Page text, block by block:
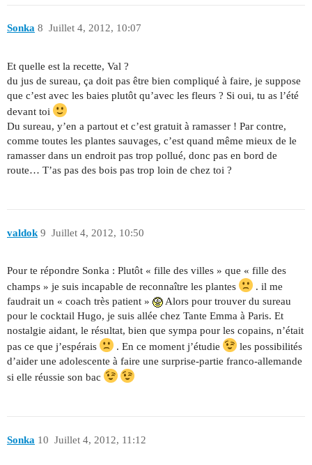
Sonka Juillet 4, 2012, 10:07
8
Et quelle est la recette, Val ?
du jus de sureau, ça doit pas être bien compliqué à faire, je suppose
que c’est avec les baies plutôt qu’avec les fleurs ? Si oui, tu as l’été
devant toi
Du sureau, y’en a partout et c’est gratuit à ramasser ! Par contre,
comme toutes les plantes sauvages, c’est quand même mieux de le
ramasser dans un endroit pas trop pollué, donc pas en bord de
route… T’as pas des bois pas trop loin de chez toi ?
valdok Juillet 4, 2012, 10:50
9
Pour te répondre Sonka : Plutôt « fille des villes » que « fille des
champs » je suis incapable de reconnaître les plantes
. il me
faudrait un « coach très patient »
Alors pour trouver du sureau
pour le cocktail Hugo, je suis allée chez Tante Emma à Paris. Et
nostalgie aidant, le résultat, bien que sympa pour les copains, n’était
pas ce que j’espérais
. En ce moment j’étudie
les possibilités
d’aider une adolescente à faire une surprise-partie franco-allemande
si elle réussie son bac
Sonka Juillet 4, 2012, 11:12
10